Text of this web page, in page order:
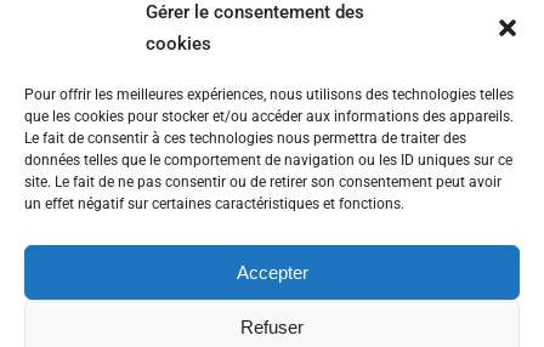
Gérer le consentement des
cookies
Pour offrir les meilleures expériences, nous utilisons des technologies telles
que les cookies pour stocker et/ou accéder aux informations des appareils.
Le fait de consentir à ces technologies nous permettra de traiter des
données telles que le comportement de navigation ou les ID uniques sur ce
site. Le fait de ne pas consentir ou de retirer son consentement peut avoir
un effet négatif sur certaines caractéristiques et fonctions.
Accepter
Refuser
Mairie de Condrieu | Copyright © 2023 |Mentions légales